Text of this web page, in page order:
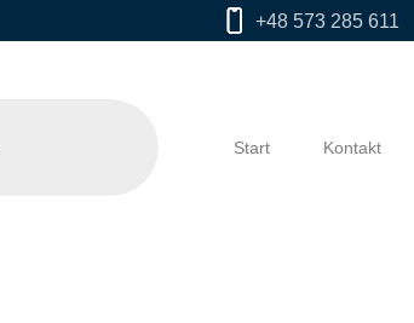
+48 573 285 611
Start Kontakt